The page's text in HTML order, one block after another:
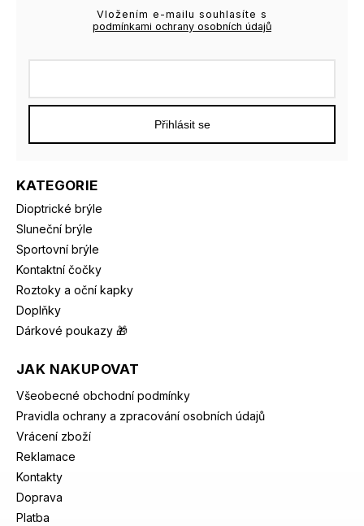
KATEGORIE
Dioptrické brýle
Sluneční brýle
Sportovní brýle
Kontaktní čočky
Roztoky a oční kapky
Doplňky
Dárkové poukazy 🎁
JAK NAKUPOVAT
Všeobecné obchodní podmínky
Pravidla ochrany a zpracování osobních údajů
Vrácení zboží
Reklamace
Kontakty
Doprava
Platba
Vložením e-mailu souhlasíte s
podmínkami ochrany osobních údajů
Přihlásit se